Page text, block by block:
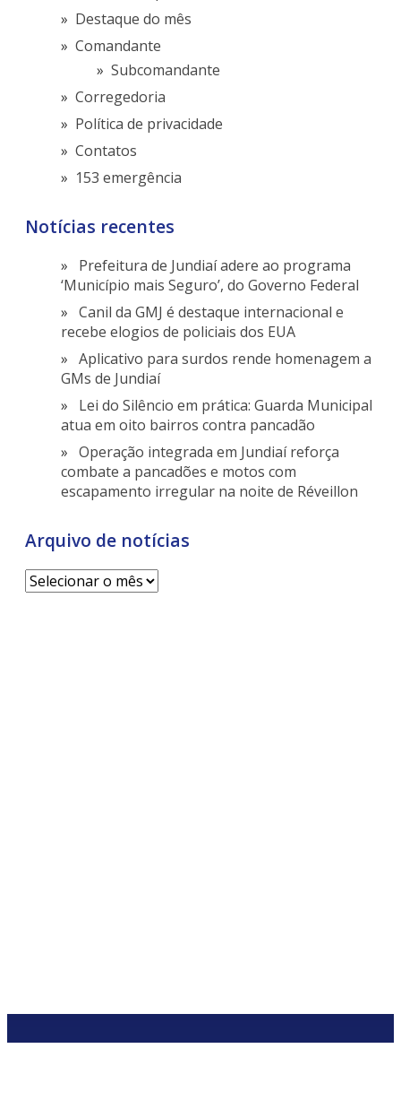
Destaque do mês
Comandante
Subcomandante
Corregedoria
Política de privacidade
Contatos
153 emergência
Notícias recentes
Prefeitura de Jundiaí adere ao programa
‘Município mais Seguro’, do Governo Federal
Canil da GMJ é destaque internacional e
recebe elogios de policiais dos EUA
Aplicativo para surdos rende homenagem a
GMs de Jundiaí
Lei do Silêncio em prática: Guarda Municipal
atua em oito bairros contra pancadão
Operação integrada em Jundiaí reforça
combate a pancadões e motos com
escapamento irregular na noite de Réveillon
Arquivo de notícias
Arquivo
de